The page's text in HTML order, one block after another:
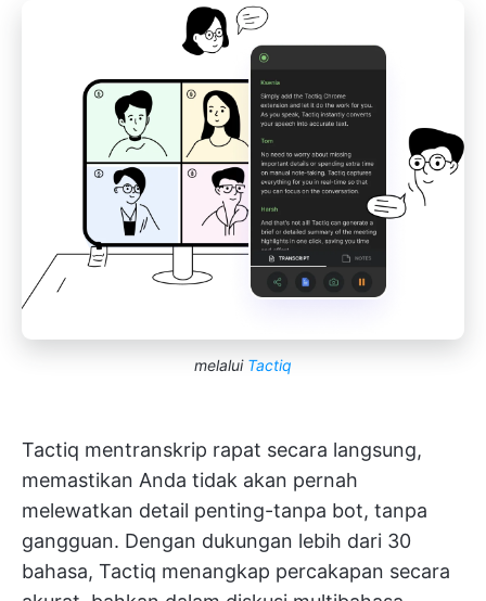
melalui Tactiq
Tactiq mentranskrip rapat secara langsung,
memastikan Anda tidak akan pernah
melewatkan detail penting-tanpa bot, tanpa
gangguan. Dengan dukungan lebih dari 30
bahasa, Tactiq menangkap percakapan secara